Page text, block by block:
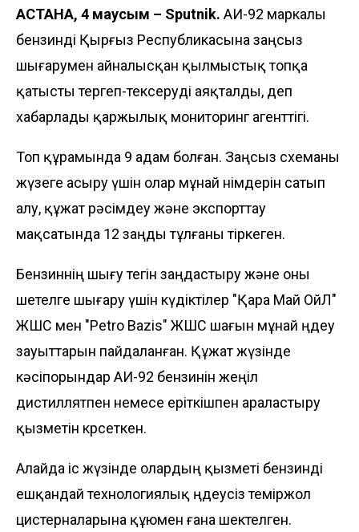
АСТАНА, 4 маусым – Sputnik. АИ-92 маркалы
бензинді Қырғыз Республикасына заңсыз
шығарумен айналысқан қылмыстық топқа
қатысты тергеп-тексеруді аяқталды, деп
хабарлады қаржылық мониторинг агенттігі.
Топ құрамында 9 адам болған. Заңсыз схеманы
жүзеге асыру үшін олар мұнай өнімдерін сатып
алу, құжат рәсімдеу және экспорттау
мақсатында 12 заңды тұлғаны тіркеген.
Бензиннің шығу тегін заңдастыру және оны
шетелге шығару үшін күдіктілер "Қара Май ОйЛ"
ЖШС мен "Petro Bazis" ЖШС шағын мұнай өңдеу
зауыттарын пайдаланған. Құжат жүзінде
кәсіпорындар АИ-92 бензинін жеңіл
дистиллятпен немесе еріткішпен араластыру
қызметін көрсеткен.
Алайда іс жүзінде олардың қызметі бензинді
ешқандай технологиялық өңдеусіз теміржол
цистерналарына құюмен ғана шектелген.